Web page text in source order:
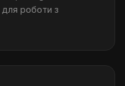
для роботи з